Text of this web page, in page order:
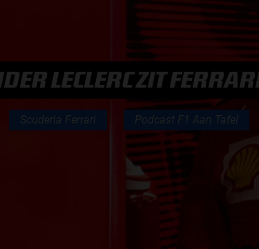
LECLERC ZIT
Scuderia Ferrari Podcast F1 Aan Tafel
RACE GEMIST
AANMELDEN NIEUWSBRIEF
NEEM CONTACT OP